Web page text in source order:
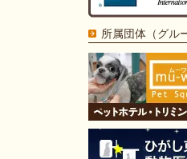
所属団体（グル